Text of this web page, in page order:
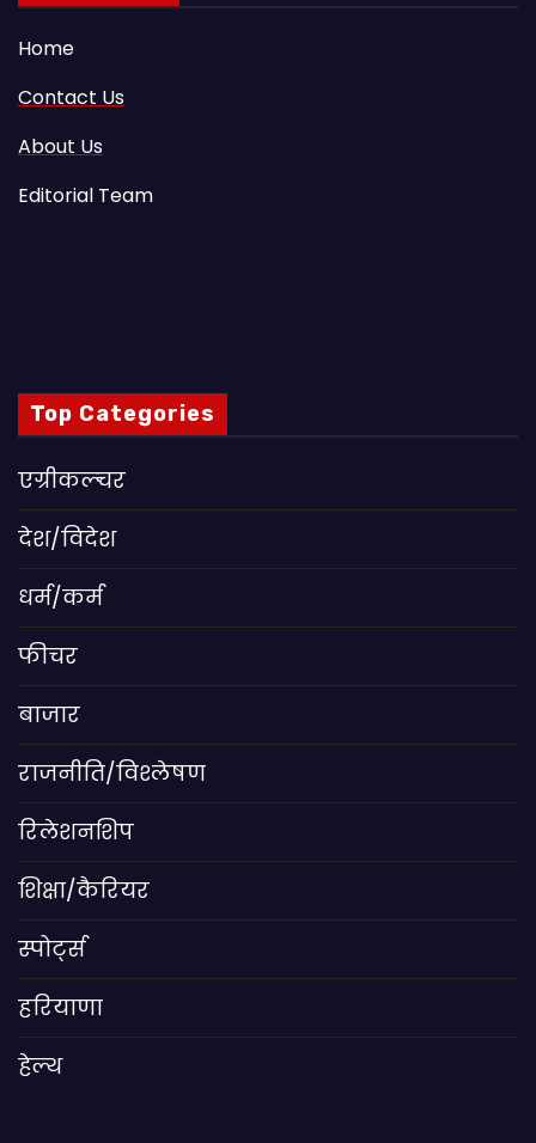
Home
Contact Us
About Us
Editorial Team
Top Categories
एग्रीकल्चर
देश/विदेश
धर्म/कर्म
फीचर
बाजार
राजनीति/विश्लेषण
रिलेशनशिप
शिक्षा/कैरियर
स्पोर्ट्स
हरियाणा
हेल्थ